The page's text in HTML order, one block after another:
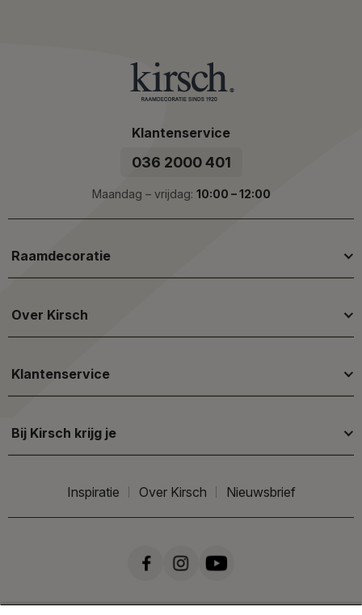
Klantenservice
036 2000 401
Maandag – vrijdag: 10:00 – 12:00
Raamdecoratie
Over Kirsch
Klantenservice
Bij Kirsch krijg je
Inspiratie Over Kirsch Nieuwsbrief